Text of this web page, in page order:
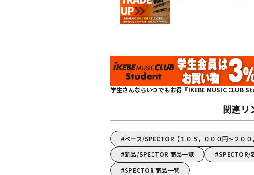
学生さんならいつでもお得『IKEBE MUSIC CLUB
関連リ
ベース/SPECTOR【１０５，０００円～２００
新品/SPECTOR 商品一覧
SPECTOR/
SPECTOR 商品一覧